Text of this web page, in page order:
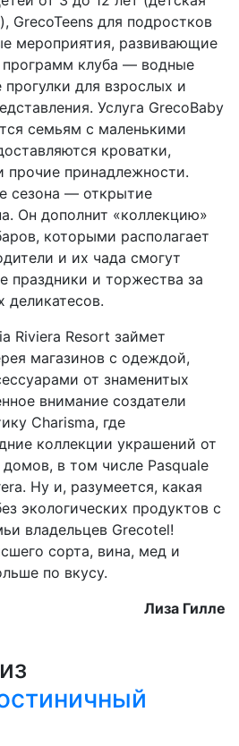
GrecoTeens для подростков
мероприятия, развивающие
клуба — водные
для взрослых и
Услуга GrecoBaby
семьям с маленькими
кроватки,
прочие принадлежности.
сезона — открытие
Он дополнит «коллекцию»
которыми располагает
и их чада смогут
праздники и торжества за
деликатесов.
Riviera Resort займет
магазинов с одеждой,
от знаменитых
внимание создатели
Charisma, где
коллекции украшений от
в том числе Pasquale
Ну и, разумеется, какая
экологических продуктов с
владельцев Grecotel!
сорта, вина, мед и
по вкусу.
Лиза Гилле